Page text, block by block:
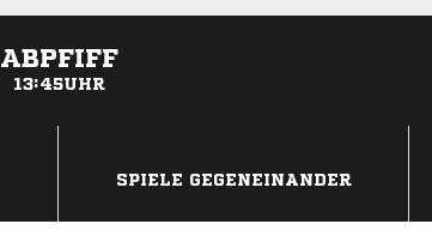
ABPFIFF
13:45UHR
SPIELE GEGENEINANDER